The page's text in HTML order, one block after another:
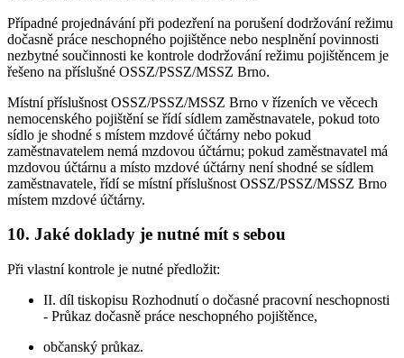
Případné projednávání při podezření na porušení dodržování režimu
dočasně práce neschopného pojištěnce nebo nesplnění povinnosti
nezbytné součinnosti ke kontrole dodržování režimu pojištěncem je
řešeno na příslušné OSSZ/PSSZ/MSSZ Brno.
Místní příslušnost OSSZ/PSSZ/MSSZ Brno v řízeních ve věcech
nemocenského pojištění se řídí sídlem zaměstnavatele, pokud toto
sídlo je shodné s místem mzdové účtárny nebo pokud
zaměstnavatelem nemá mzdovou účtárnu; pokud zaměstnavatel má
mzdovou účtárnu a místo mzdové účtárny není shodné se sídlem
zaměstnavatele, řídí se místní příslušnost OSSZ/PSSZ/MSSZ Brno
místem mzdové účtárny.
10. Jaké doklady je nutné mít s sebou
Při vlastní kontrole je nutné předložit:
II. díl tiskopisu Rozhodnutí o dočasné pracovní neschopnosti
- Průkaz dočasně práce neschopného pojištěnce,
občanský průkaz.